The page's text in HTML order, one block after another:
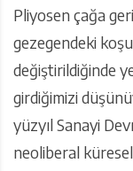
Pliyosen çağa
gezegendeki
değiştirildiğinde
girdiğimizi
yüzyıl Sanayi
neoliberal